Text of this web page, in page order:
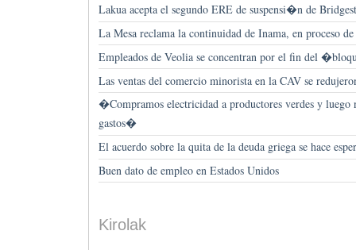
Lakua acepta el segundo ERE de suspensi�n de
La Mesa reclama la continuidad de Inama, en proceso
Empleados de Veolia se concentran por el fin del
Las ventas del comercio minorista en la CAV se
�Compramos electricidad a productores verdes y luego
gastos�
El acuerdo sobre la quita de la deuda griega se hace
Buen dato de empleo en Estados Unidos
Kirolak